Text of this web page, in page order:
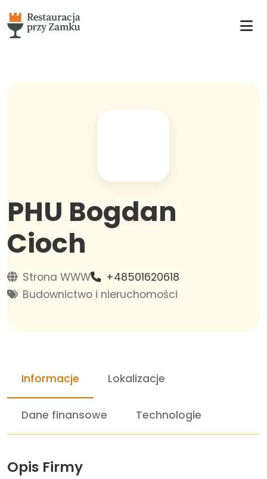
PHU Bogdan
Cioch
Strona WWW
+48501620618
Budownictwo i nieruchomości
Informacje Lokalizacje
Dane finansowe Technologie
Opis Firmy